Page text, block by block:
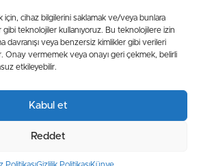
için, cihaz bilgilerini saklamak ve/veya bunlara
gibi teknolojiler kullanıyoruz. Bu teknolojilere izin
davranışı veya benzersiz kimlikler gibi verileri
Onay vermemek veya onayı geri çekmek, belirli
etkileyebilir.
Kabul et
Reddet